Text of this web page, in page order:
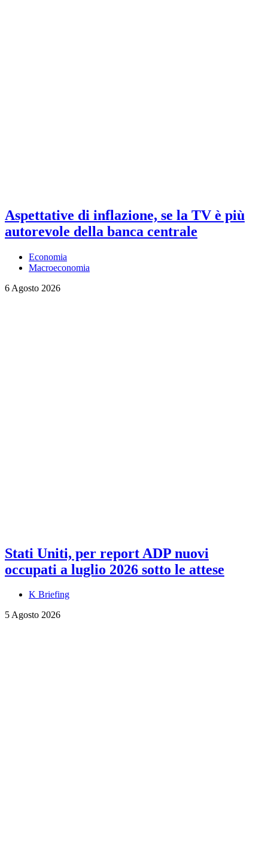
Aspettative di inflazione, se la TV è più
autorevole della banca centrale
Economia
Macroeconomia
6 Agosto 2026
Stati Uniti, per report ADP nuovi
occupati a luglio 2026 sotto le attese
K Briefing
5 Agosto 2026